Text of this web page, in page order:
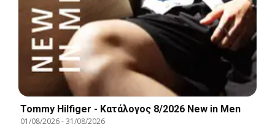
Tommy Hilfiger - Kατάλογος 8/2026 New in Men
01/08/2026-31/08/2026